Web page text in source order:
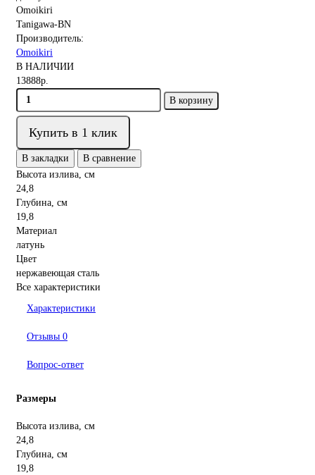
Производитель:
Omoikiri
В НАЛИЧИИ
13888р.
В корзину
Купить в 1 клик
В закладки
В сравнение
Высота излива, см
24,8
Глубина, см
19,8
Материал
латунь
Цвет
нержавеющая сталь
Все характеристики
Характеристики
Отзывы 0
Вопрос-ответ
Размеры
Высота излива, см
24,8
Глубина, см
19,8